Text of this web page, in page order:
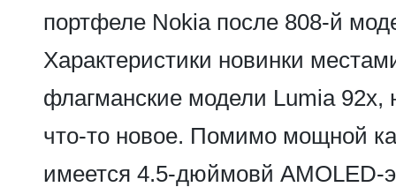
портфеле Nokia после 808-й
Характеристики новинки
флагманские модели Lumia 92x,
что-то новое. Помимо мощной
имеется 4.5-дюймовй AMOLED-